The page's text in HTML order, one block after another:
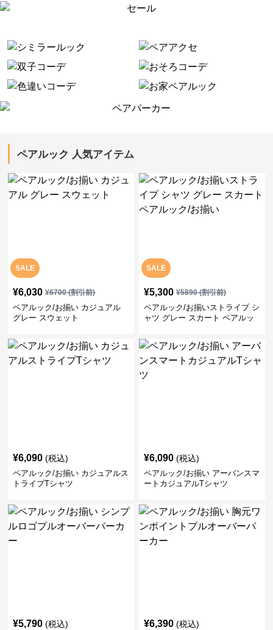
ペアルック 人気アイテム
SALE
¥6,030 ¥6700(割引前)
ペアルック/お揃い カジュアル
グレー スウェット
SALE
¥5,300 ¥5890(割引前)
ペアルック/お揃いストライプ シ
ャツ グレー スカート ペアルッ
¥6,090 (税込)
ペアルック/お揃い カジュアルス
トライプTシャツ
¥6,090 (税込)
ペアルック/お揃い アーバンスマ
ートカジュアルTシャツ
¥5,790 (税込) ¥6,390 (税込)